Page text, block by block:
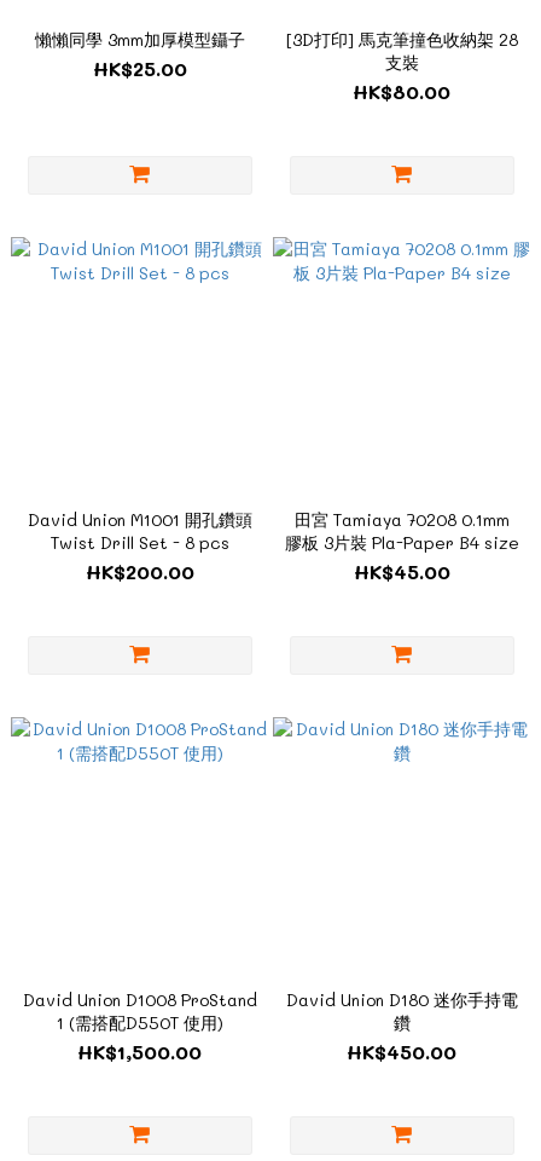
懶懶同學 3mm加厚模型鑷子
HK$25.00
[3D打印] 馬克筆撞色收納架 28
支裝
HK$80.00
David Union M1001 開孔鑽頭
Twist Drill Set - 8 pcs
HK$200.00
田宮 Tamiaya 70208 0.1mm
膠板 3片裝 Pla-Paper B4 size
HK$45.00
David Union D1008 ProStand
1 (需搭配D550T 使用)
HK$1,500.00
David Union D180 迷你手持電
鑽
HK$450.00